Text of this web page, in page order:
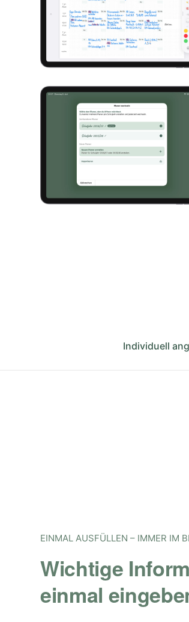
Individuell
EINMAL AUSFÜLLEN – IMMER IM
Wichtige
einmal